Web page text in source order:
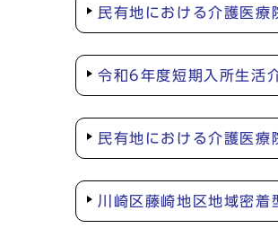
民有地における介護医
令和6年度短期入所生活
民有地における介護医
川崎区藤崎地区地域密